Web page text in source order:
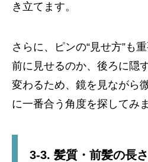
き立てます。
さらに、ピンの“見せ方”も
前に見せるのか、後ろに隠
変わるため、鏡を見ながら
に一番合う角度を探してみ
3-3. 髪質・前髪の長